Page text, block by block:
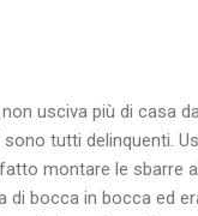
usciva più di casa
tutti delinquenti.
montare le sbarre
di bocca in bocca ed